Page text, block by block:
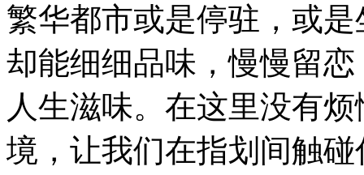
繁华都市或是停驻，或
却能细细品味，慢慢留
人生滋味。在这里没有
境，让我们在指划间触